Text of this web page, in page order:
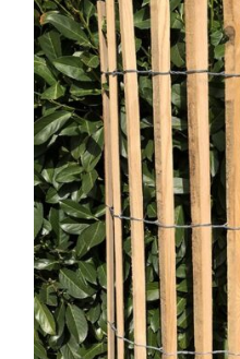
Charpente
Bardage
Terrasse bois
Offres d’emplois
Contact